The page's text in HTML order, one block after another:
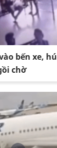
bến xe,
chờ